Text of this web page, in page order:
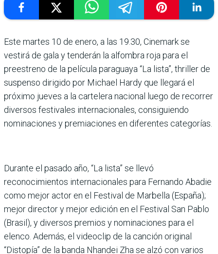
Este martes 10 de enero, a las 19.30, Cinemark se
vestirá de gala y tenderán la alfombra roja para el
preestreno de la película paraguaya “La lista”, thriller de
suspenso dirigido por Michael Hardy que llegará el
próximo jueves a la cartelera nacional luego de recorrer
diversos festivales internacionales, consiguiendo
nominaciones y premiaciones en diferentes categorías.
Durante el pasado año, “La lista” se llevó
reconocimientos internacionales para Fernando Abadie
como mejor actor en el Festival de Marbella (España);
mejor director y mejor edición en el Festival San Pablo
(Brasil), y diversos premios y nominaciones para el
elenco. Además, el videoclip de la canción original
“Distopía” de la banda Nhandei Zha se alzó con varios